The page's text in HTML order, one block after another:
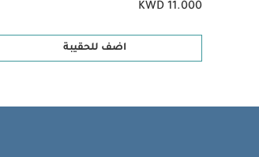
KWD 11.000
اضف للحقيبة